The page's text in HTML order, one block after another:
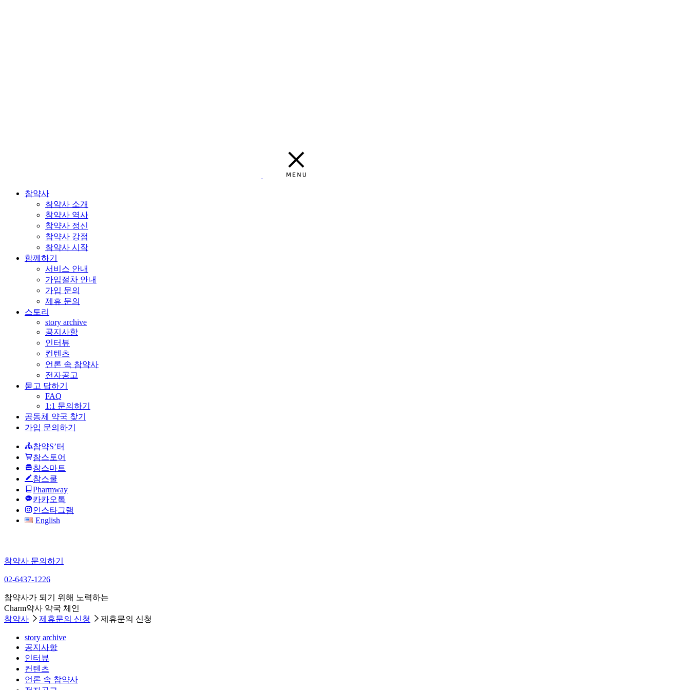
참약사
참약사 소개
참약사 역사
참약사 정신
참약사 강점
참약사 시작
함께하기
서비스 안내
가입절차 안내
가입 문의
제휴 문의
스토리
story archive
공지사항
인터뷰
컨텐츠
언론 속 참약사
전자공고
묻고 답하기
FAQ
1:1 문의하기
공동체 약국 찾기
가입 문의하기
참약S’터
참스토어
참스마트
참스쿨
Pharmway
카카오톡
인스타그램
English
참약사 문의하기
02-6437-1226
참약사가 되기 위해 노력하는
Charm약사 약국 체인
참약사
제휴문의 신청 제휴문의 신청
story archive
공지사항
인터뷰
컨텐츠
언론 속 참약사